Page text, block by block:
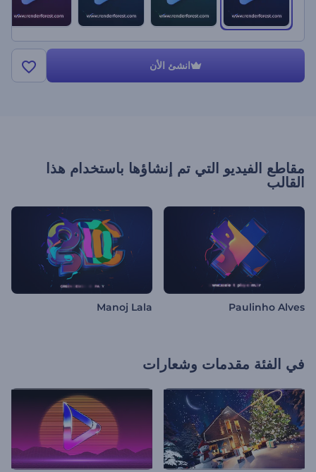
انشئ الأن
مقاطع الفيديو التي تم إنشاؤها باستخدام هذا
القالب
Paulinho Alves
Manoj Lala
في الفئة مقدمات وشعارات